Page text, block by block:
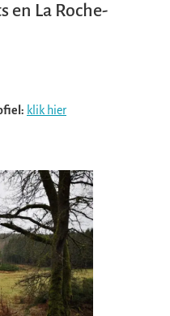
en La Roche-
klik hier